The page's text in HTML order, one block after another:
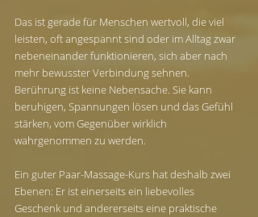
Das ist gerade für Menschen wertvoll, die viel
leisten, oft angespannt sind oder im Alltag zwar
nebeneinander funktionieren, sich aber nach
mehr bewusster Verbindung sehnen.
Berührung ist keine Nebensache. Sie kann
beruhigen, Spannungen lösen und das Gefühl
stärken, vom Gegenüber wirklich
wahrgenommen zu werden.
Ein guter Paar-Massage-Kurs hat deshalb zwei
Ebenen: Er ist einerseits ein liebevolles
Geschenk und andererseits eine praktische